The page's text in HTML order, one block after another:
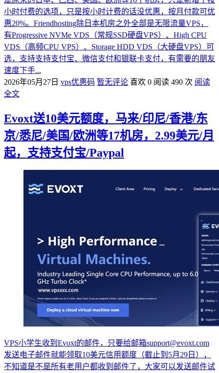
小时付费的选项，只是按小时计费的话没优惠，按月付款可优
惠20%。Friendhosting除日本机房之外全部是无限流量VPS，
有Progressive NVMe VDS（常规SSD硬盘VPS）、High CPU
VDS（高频CPU VPS）、Storage HDD VDS（大硬盘VPS）可
选，支持支持支付宝、微信支付和银联卡支付，有需要的朋友
速度下手...
2026年05月27日 vps优惠码 暂无评论 喜欢 0 阅读 490 次 阅读
全文
Evoxt送10美元额度，马来/印尼/香港/东
京/悉尼/美国/欧洲等17机房，2.99美元/月
起，支持支付宝/Paypal
VPS小学生收到Evoxt的邮件，只要给邮箱support@evoxt.com
发送电子邮件就能领取10美元信用额度（截止到5月29日），
不知道是不是所有老用户都收到邮件了，大家可以发送邮件试